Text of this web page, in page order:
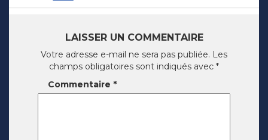
LAISSER UN COMMENTAIRE
Votre adresse e-mail ne sera pas publiée. Les
champs obligatoires sont indiqués avec *
Commentaire *